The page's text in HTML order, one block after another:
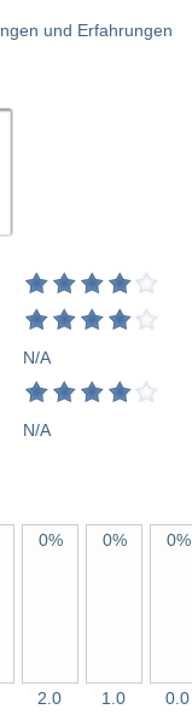
und Erfahrungen
N/A
N/A
0%
2.0
0%
1.0
0%
0.0